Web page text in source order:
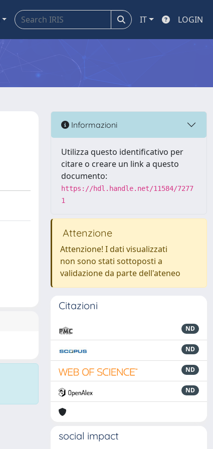
IT LOGIN
Informazioni
Utilizza questo identificativo per
citare o creare un link a questo
documento:
https://hdl.handle.net/11584/7277
1
Attenzione
Attenzione! I dati visualizzati
non sono stati sottoposti a
validazione da parte dell'ateneo
Citazioni
ND
ND
ND
ND
social impact